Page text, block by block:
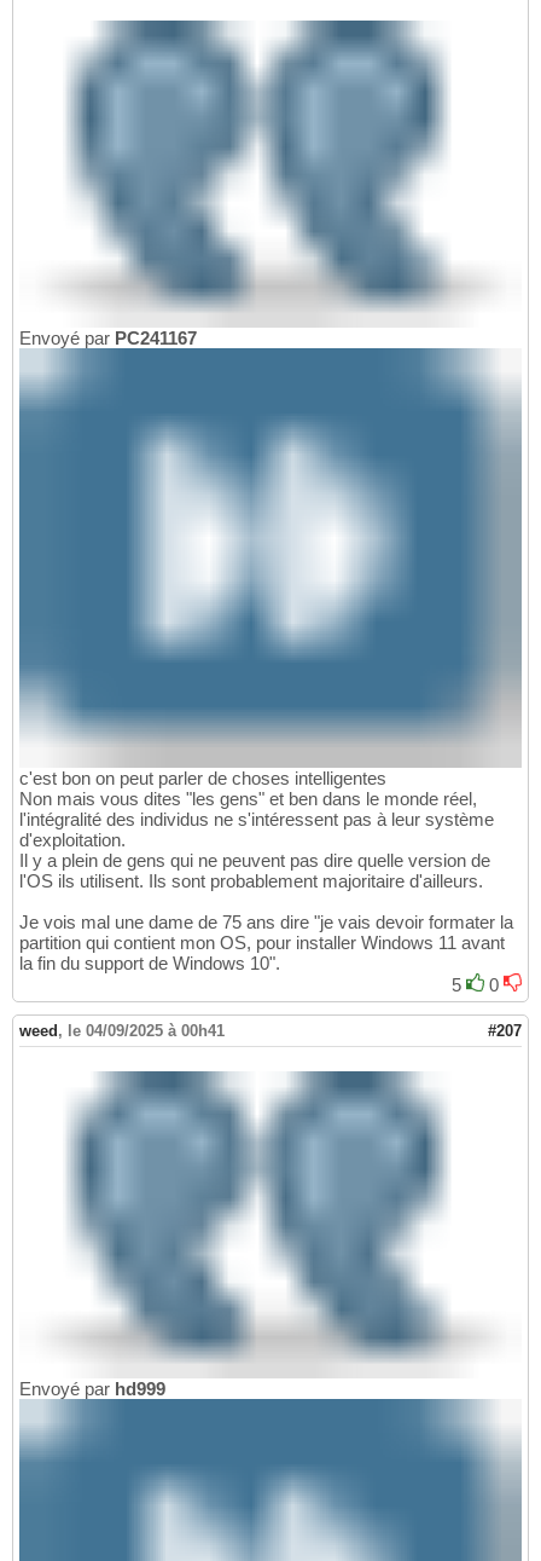
Envoyé par PC241167
c'est bon on peut parler de choses intelligentes
Non mais vous dites "les gens" et ben dans le monde réel,
l'intégralité des individus ne s'intéressent pas à leur système
d'exploitation.
Il y a plein de gens qui ne peuvent pas dire quelle version de
l'OS ils utilisent. Ils sont probablement majoritaire d'ailleurs.
Je vois mal une dame de 75 ans dire "je vais devoir formater la
partition qui contient mon OS, pour installer Windows 11 avant
la fin du support de Windows 10".
5
0
weed , le 04/09/2025 à 00h41 #207
Envoyé par hd999